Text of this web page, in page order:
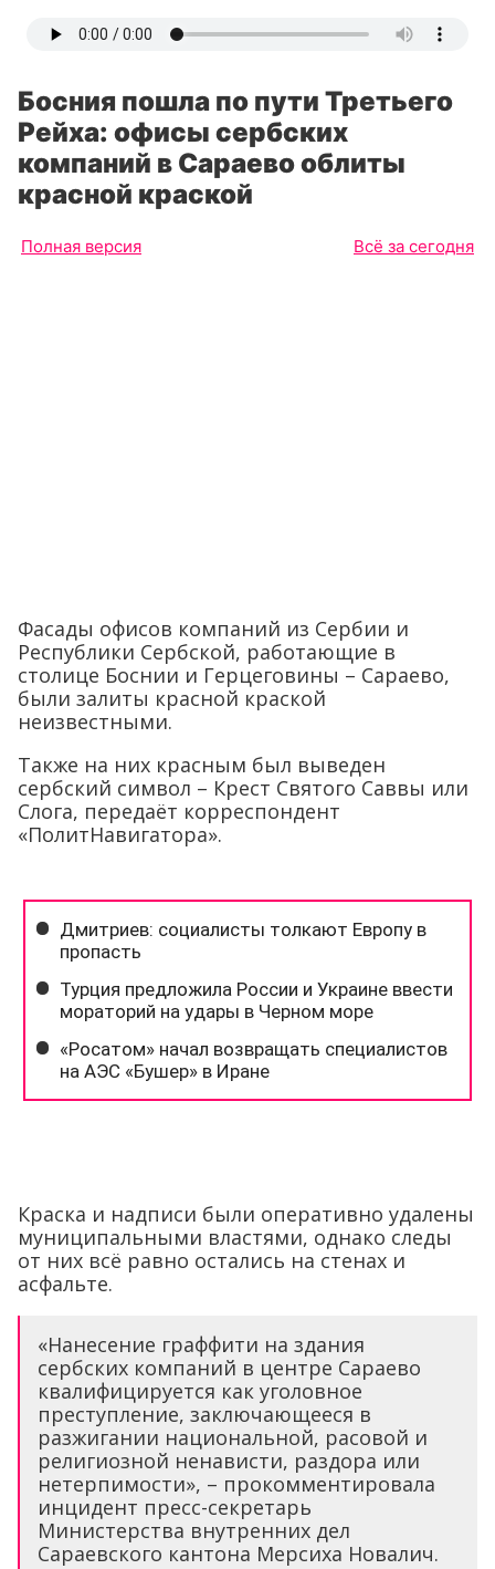
Босния пошла по пути Третьего
Рейха: офисы сербских
компаний в Сараево облиты
красной краской
Полная версия Всё за сегодня
Фасады офисов компаний из Сербии и
Республики Сербской, работающие в
столице Боснии и Герцеговины – Сараево,
были залиты красной краской
неизвестными.
Также на них красным был выведен
сербский символ – Крест Святого Саввы или
Слога, передаёт корреспондент
«ПолитНавигатора».
Краска и надписи были оперативно удалены
муниципальными властями, однако следы
от них всё равно остались на стенах и
асфальте.
«Нанесение граффити на здания
сербских компаний в центре Сараево
квалифицируется как уголовное
преступление, заключающееся в
разжигании национальной, расовой и
религиозной ненависти, раздора или
нетерпимости», – прокомментировала
инцидент пресс-секретарь
Министерства внутренних дел
Сараевского кантона Мерсиха Новалич.